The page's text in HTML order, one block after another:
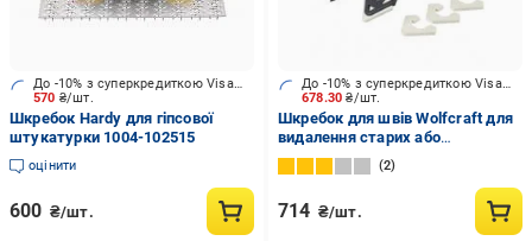
570 ₴/шт.
До -10% з суперкредиткою Visa Вигода
Шкребок Hardy для гіпсової
штукатурки 1004-102515
оцінити
600 ₴/шт.
678.30₴/шт.
До -10% з суперкредиткою Visa Вигода
Шкребок для швів Wolfcraft для
видалення старих або
вирівнювання нових швів
4364000
2
714 ₴/шт.